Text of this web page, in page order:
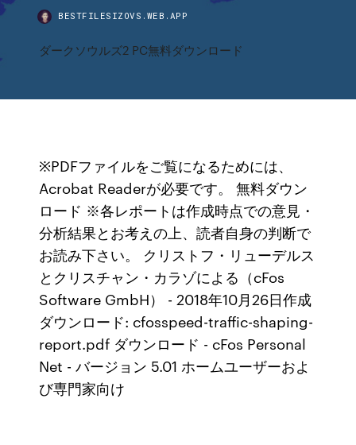
BESTFILESIZOVS.WEB.APP
ダークソウルズ2 PC無料ダウンロード
※PDFファイルをご覧になるためには、
Acrobat Readerが必要です。 無料ダウン
ロード ※各レポートは作成時点での意見・
分析結果とお考えの上、読者自身の判断で
お読み下さい。 クリストフ・リューデルス
とクリスチャン・カラゾによる（cFos
Software GmbH） - 2018年10月26日作成
ダウンロード: cfosspeed-traffic-shaping-
report.pdf ダウンロード - cFos Personal
Net - バージョン 5.01 ホームユーザーおよ
び専門家向け